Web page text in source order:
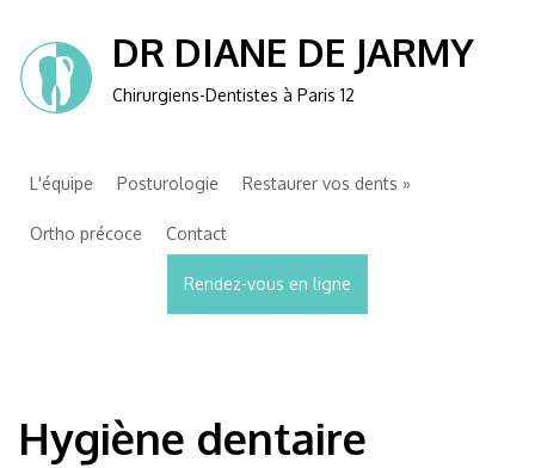
DR DIANE DE JARMY
Chirurgiens-Dentistes à Paris 12
L'équipe Posturologie Restaurer vos dents
Ortho précoce Contact
Rendez-vous en ligne
Hygiène dentaire